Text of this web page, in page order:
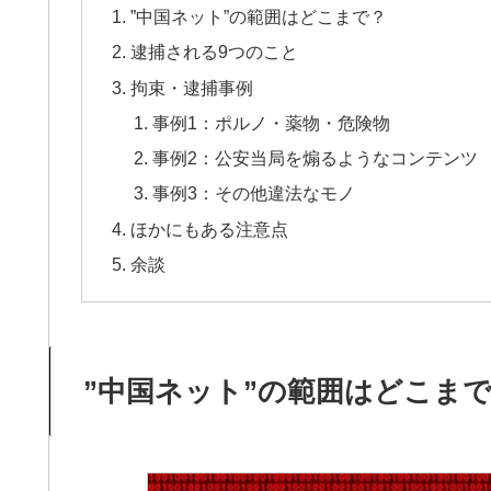
”中国ネット”の範囲はどこまで？
逮捕される9つのこと
拘束・逮捕事例
事例1：ポルノ・薬物・危険物
事例2：公安当局を煽るようなコンテンツ
事例3：その他違法なモノ
ほかにもある注意点
余談
”中国ネット”の範囲はどこま